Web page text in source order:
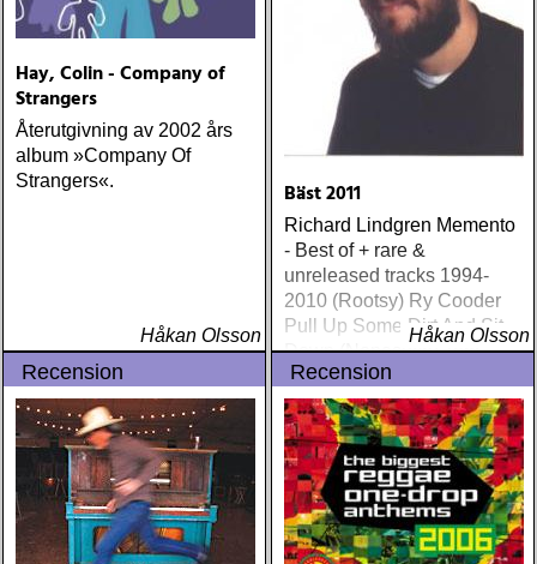
Hay, Colin - Company of
Strangers
Återutgivning av 2002 års
album »Company Of
Strangers«.
Håkan Olsson
Bäst 2011
Richard Lindgren Memento
- Best of + rare &
unreleased tracks 1994-
2010 (Rootsy) Ry Cooder
Pull Up Some Dirt And Sit
Down (Nonesuch) Tom
Russell Mesabi (Proper)
Deadman Take Up Your
Mat and Walk (Rootsy)
Eilen Jewel Queen of the
Minor Key (Signature
Sound) Matraca Berg The
Dreaming Fields (Dualtone)
Amos Lee Mission Bell
Håkan Olsson
Recension Recension